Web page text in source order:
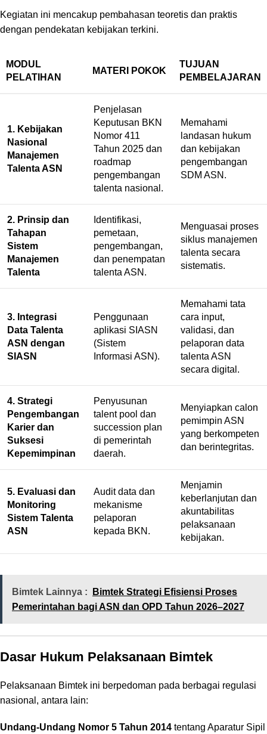
Kegiatan ini mencakup pembahasan teoretis dan praktis
dengan pendekatan kebijakan terkini.
MODUL
PELATIHAN
MATERI POKOK
TUJUAN
PEMBELAJARAN
1. Kebijakan
Nasional
Manajemen
Talenta ASN
Penjelasan
Keputusan BKN
Nomor 411
Tahun 2025 dan
roadmap
pengembangan
talenta nasional.
Memahami
landasan hukum
dan kebijakan
pengembangan
SDM ASN.
2. Prinsip dan
Tahapan
Sistem
Manajemen
Talenta
Identifikasi,
pemetaan,
pengembangan,
dan penempatan
talenta ASN.
Menguasai proses
siklus manajemen
talenta secara
sistematis.
3. Integrasi
Data Talenta
ASN dengan
SIASN
Penggunaan
aplikasi SIASN
(Sistem
Informasi ASN).
Memahami tata
cara input,
validasi, dan
pelaporan data
talenta ASN
secara digital.
4. Strategi
Pengembangan
Karier dan
Suksesi
Kepemimpinan
Penyusunan
talent pool dan
succession plan
di pemerintah
daerah.
Menyiapkan calon
pemimpin ASN
yang berkompeten
dan berintegritas.
5. Evaluasi dan
Monitoring
Sistem Talenta
ASN
Audit data dan
mekanisme
pelaporan
kepada BKN.
Menjamin
keberlanjutan dan
akuntabilitas
pelaksanaan
kebijakan.
Bimtek Lainnya :
Bimtek Strategi Efisiensi Proses
Pemerintahan bagi ASN dan OPD Tahun 2026–2027
Dasar Hukum Pelaksanaan Bimtek
Pelaksanaan Bimtek ini berpedoman pada berbagai regulasi
nasional, antara lain:
Undang-Undang Nomor 5 Tahun 2014 tentang Aparatur Sipil